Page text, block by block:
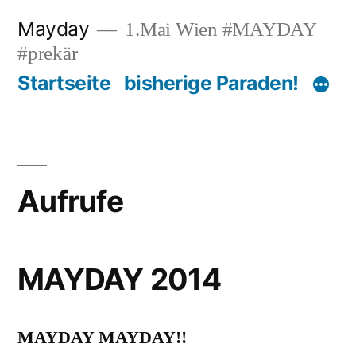
Inhalt
springen
Mayday
1.Mai Wien #MAYDAY
#prekär
Startseite bisherige Paraden!
Aufrufe
MAYDAY 2014
MAYDAY MAYDAY!!